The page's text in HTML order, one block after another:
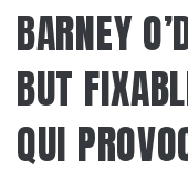
BARNEY
BUT
QUI